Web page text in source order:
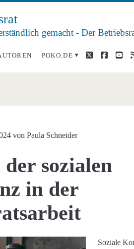
gemacht - Der
POKO.DE twitter
vonPaula Schneider
sozialen
in der
Soziale